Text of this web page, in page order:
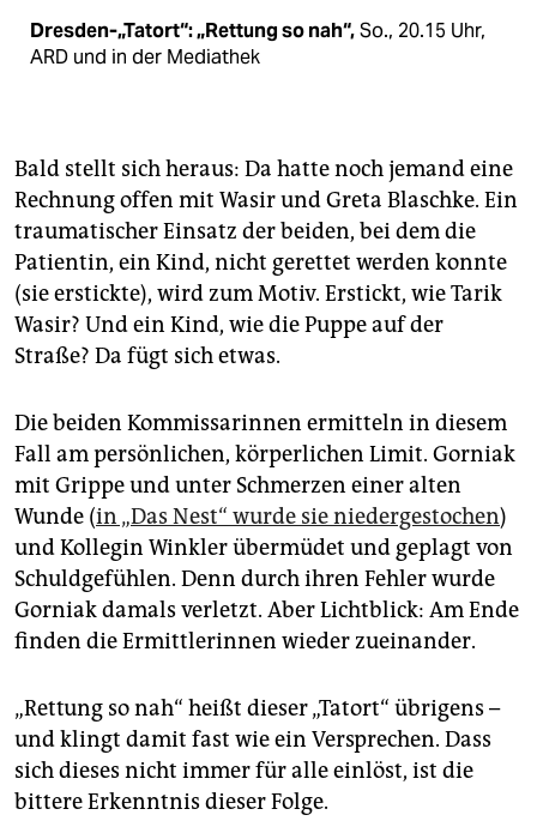
Dresden-„Tatort“: „Rettung so nah“,So., 20.15 Uhr,
ARD und in der Mediathek
Bald stellt sich heraus: Da hatte noch jemand eine
Rechnung offen mit Wasir und Greta Blaschke. Ein
traumatischer Einsatz der beiden, bei dem die
Patientin, ein Kind, nicht gerettet werden konnte
(sie erstickte), wird zum Motiv. Erstickt, wie Tarik
Wasir? Und ein Kind, wie die Puppe auf der
Straße? Da fügt sich etwas.
Die beiden Kommissarinnen ermitteln in diesem
Fall am persönlichen, körperlichen Limit. Gorniak
mit Grippe und unter Schmerzen einer alten
Wunde (in „Das Nest“ wurde sie niedergestochen)
und Kollegin Winkler übermüdet und geplagt von
Schuldgefühlen. Denn durch ihren Fehler wurde
Gorniak damals verletzt. Aber Lichtblick: Am Ende
finden die Ermittlerinnen wieder zueinander.
„Rettung so nah“ heißt dieser „Tatort“ übrigens –
und klingt damit fast wie ein Versprechen. Dass
sich dieses nicht immer für alle einlöst, ist die
bittere Erkenntnis dieser Folge.